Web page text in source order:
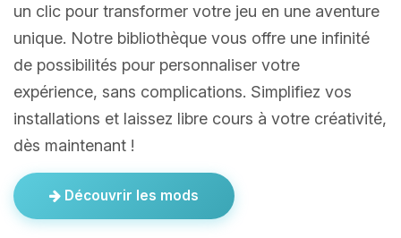
un clic pour transformer votre jeu en une aventure
unique. Notre bibliothèque vous offre une infinité
de possibilités pour personnaliser votre
expérience, sans complications. Simplifiez vos
installations et laissez libre cours à votre créativité,
dès maintenant !
Découvrir les mods